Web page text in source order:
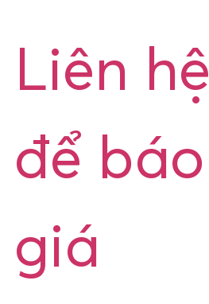
Liên hệ
để báo
giá